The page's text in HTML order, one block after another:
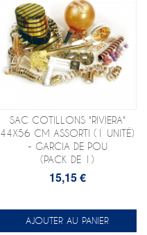
SAC COTILLONS "RIVIERA"
44X56 CM ASSORTI (1 UNITÉ)
- GARCIA DE POU
(PACK DE 1)
15,15 €
AJOUTER AU PANIER